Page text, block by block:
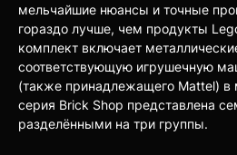
мельчайшие нюансы и точные
гораздо лучше, чем продукты
комплект включает
соответствующую игрушечную
(также принадлежащего Mattel) в
серия Brick Shop представлена
разделёнными на три группы.